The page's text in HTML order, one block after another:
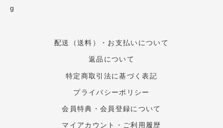
g
配送（送料）・お支払いについて
返品について
特定商取引法に基づく表記
プライバシーポリシー
会員特典・会員登録について
マイアカウント・ご利用履歴